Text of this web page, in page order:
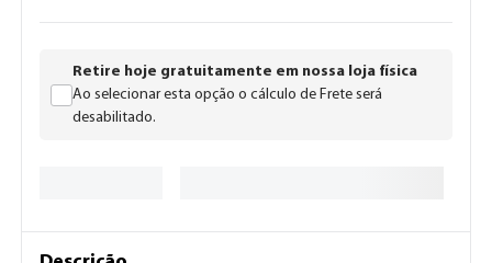
Retire hoje gratuitamente em nossa loja física
Ao selecionar esta opção o cálculo de Frete será
desabilitado.